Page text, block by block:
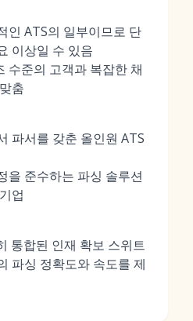
인 ATS의 일부이므로 단
이상일 수 있음
수준의 고객과 복잡한 채
춤
파서를 갖춘 올인원 ATS
을 준수하는 파싱 솔루션
업
통합된 인재 확보 스위트
파싱 정확도와 속도를 제